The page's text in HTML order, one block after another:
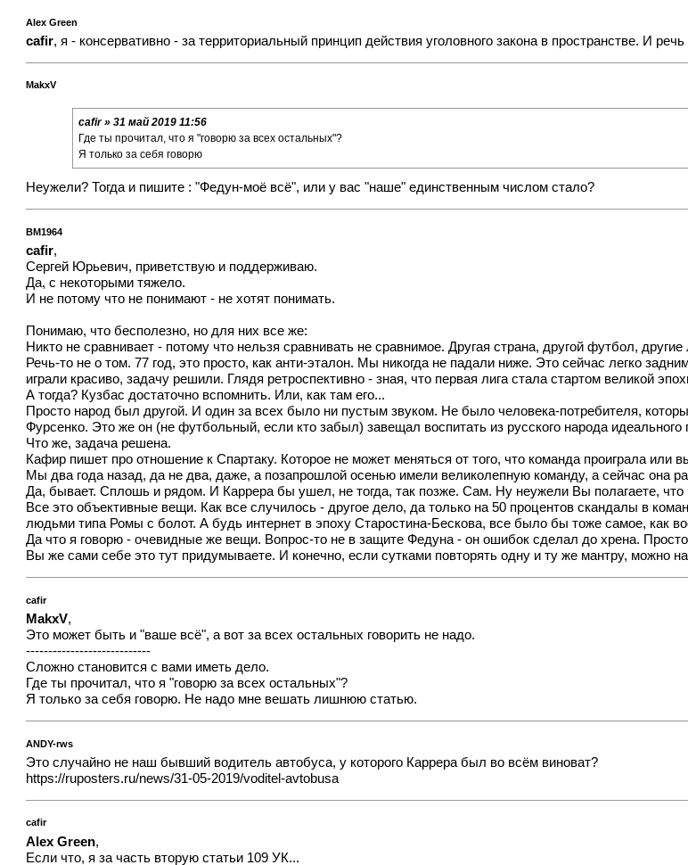
Alex Green
cafir, я - консервативно - за территориальный принцип действия уголовного закона в пространстве. И
MakxV
cafir » 31 май 2019 11:56
Где ты прочитал, что я "говорю за всех остальных"?
Я только за себя говорю
Неужели? Тогда и пишите : "Федун-моё всё", или у вас "наше" единственным числом стало?
BM1964
cafir,
Сергей Юрьевич, приветствую и поддерживаю.
Да, с некоторыми тяжело.
И не потому что не понимают - не хотят понимать.
Понимаю, что бесполезно, но для них все же:
Никто не сравнивает - потому что нельзя сравнивать не сравнимое. Другая страна, другой футбол,
Речь-то не о том. 77 год, это просто, как анти-эталон. Мы никогда не падали ниже. Это сейчас легко
играли красиво, задачу решили. Глядя ретроспективно - зная, что первая лига стала стартом великой
А тогда? Кузбас достаточно вспомнить. Или, как там его...
Просто народ был другой. И один за всех было ни пустым звуком. Не было человека-потребителя,
Фурсенко. Это же он (не футбольный, если кто забыл) завещал воспитать из русского народа идеального
Что же, задача решена.
Кафир пишет про отношение к Спартаку. Которое не может меняться от того, что команда проиграла
Мы два года назад, да не два, даже, а позапрошлой осенью имели великолепную команду, а сейчас она
Да, бывает. Сплошь и рядом. И Каррера бы ушел, не тогда, так позже. Сам. Ну неужели Вы полагаете, что
Все это объективные вещи. Как все случилось - другое дело, да только на 50 процентов скандалы в
людьми типа Ромы с болот. А будь интернет в эпоху Старостина-Бескова, все было бы тоже самое, как
Да что я говорю - очевидные же вещи. Вопрос-то не в защите Федуна - он ошибок сделал до хрена.
Вы же сами себе это тут придумываете. И конечно, если сутками повторять одну и ту же мантру, можно
cafir
MakxV,
Это может быть и "ваше всё", а вот за всех остальных говорить не надо.
----------------------------
Сложно становится с вами иметь дело.
Где ты прочитал, что я "говорю за всех остальных"?
Я только за себя говорю. Не надо мне вешать лишнюю статью.
ANDY-rws
Это случайно не наш бывший водитель автобуса, у которого Каррера был во всём виноват?
https://ruposters.ru/news/31-05-2019/voditel-avtobusa
cafir
Alex Green,
Если что, я за часть вторую статьи 109 УК...